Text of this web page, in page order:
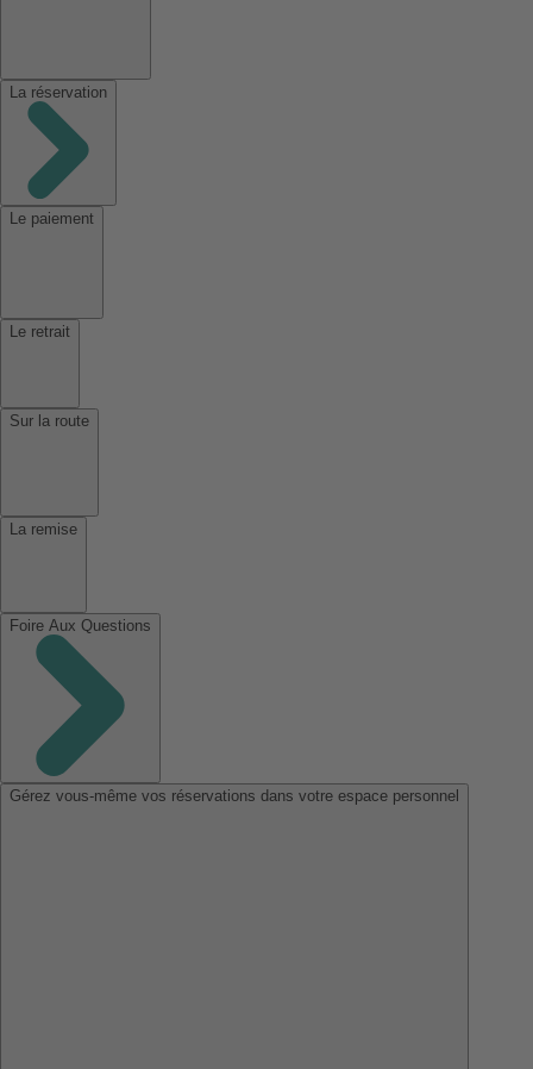
La réservation
Le paiement
Le retrait
Sur la route
La remise
Foire Aux Questions
Gérez vous-même vos réservations dans votre espace personnel